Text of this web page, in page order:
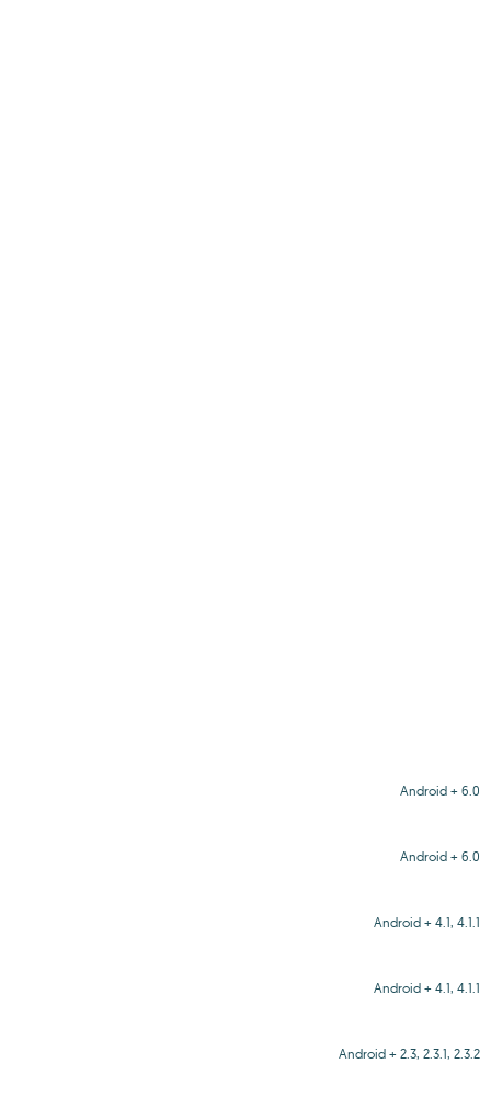
Android + 6.0
Android + 6.0
Android + 4.1, 4.1.1
Android + 4.1, 4.1.1
Android + 2.3, 2.3.1, 2.3.2